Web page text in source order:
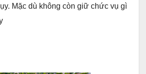
Mặc dù không còn giữ chức vụ gì